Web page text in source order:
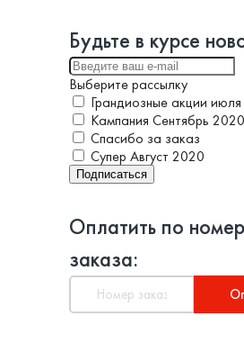
Будьте в курсе
Выберите рассылку
Грандиозные акции июля
Кампания Сентябрь 2020
Спасибо за заказ
Супер Август 2020
Подписаться
Оплатить по
заказа: